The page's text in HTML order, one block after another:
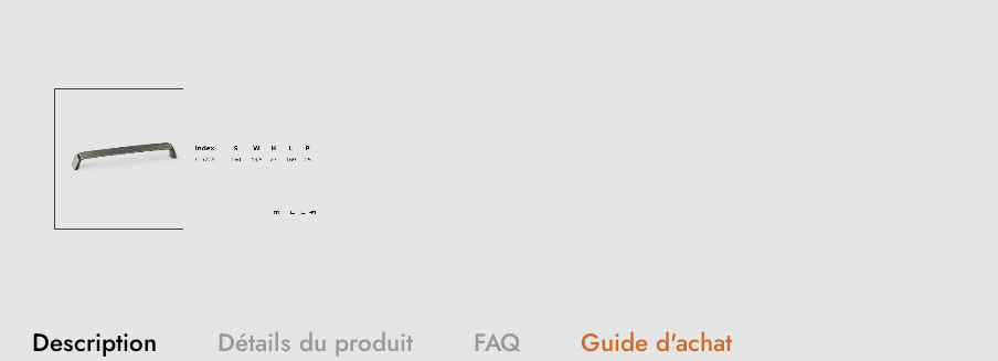
Description Détails du produit FAQ Guide d'achat